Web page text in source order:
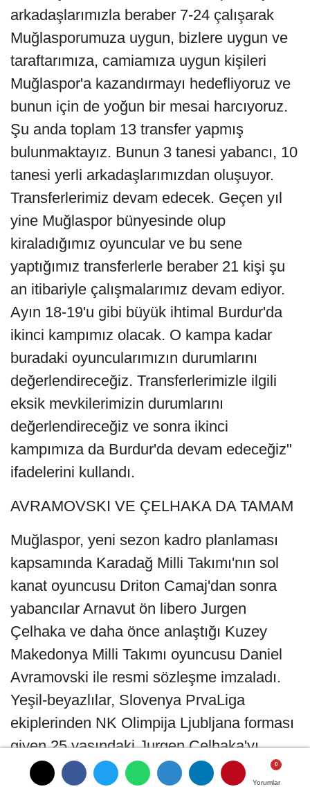
Yorumlar
Yorumlar
Yorumlar
arkadaşlarımızla beraber 7-24 çalışarak
Muğlasporumuza uygun, bizlere uygun ve
taraftarımıza, camiamıza uygun kişileri
Muğlaspor'a kazandırmayı hedefliyoruz ve
bunun için de yoğun bir mesai harcıyoruz.
Şu anda toplam 13 transfer yapmış
bulunmaktayız. Bunun 3 tanesi yabancı, 10
tanesi yerli arkadaşlarımızdan oluşuyor.
Transferlerimiz devam edecek. Geçen yıl
yine Muğlaspor bünyesinde olup
kiraladığımız oyuncular ve bu sene
yaptığımız transferlerle beraber 21 kişi şu
an itibariyle çalışmalarımız devam ediyor.
Ayın 18-19'u gibi büyük ihtimal Burdur'da
ikinci kampımız olacak. O kampa kadar
buradaki oyuncularımızın durumlarını
değerlendireceğiz. Transferlerimizle ilgili
eksik mevkilerimizin durumlarını
değerlendireceğiz ve sonra ikinci
kampımıza da Burdur'da devam edeceğiz"
ifadelerini kullandı.
AVRAMOVSKI VE ÇELHAKA DA TAMAM
Muğlaspor, yeni sezon kadro planlaması
kapsamında Karadağ Milli Takımı'nın sol
kanat oyuncusu Driton Camaj'dan sonra
yabancılar Arnavut ön libero Jurgen
Çelhaka ve daha önce anlaştığı Kuzey
Makedonya Milli Takımı oyuncusu Daniel
Avramovski ile resmi sözleşme imzaladı.
Yeşil-beyazlılar, Slovenya PrvaLiga
ekiplerinden NK Olimpija Ljubljana forması
giyen 25 yaşındaki Jurgen Çelhaka'yı
kadrosuna kattı. Arnavut futbolcu, kulüp
tesislerinde düzenlenen törende kendisini